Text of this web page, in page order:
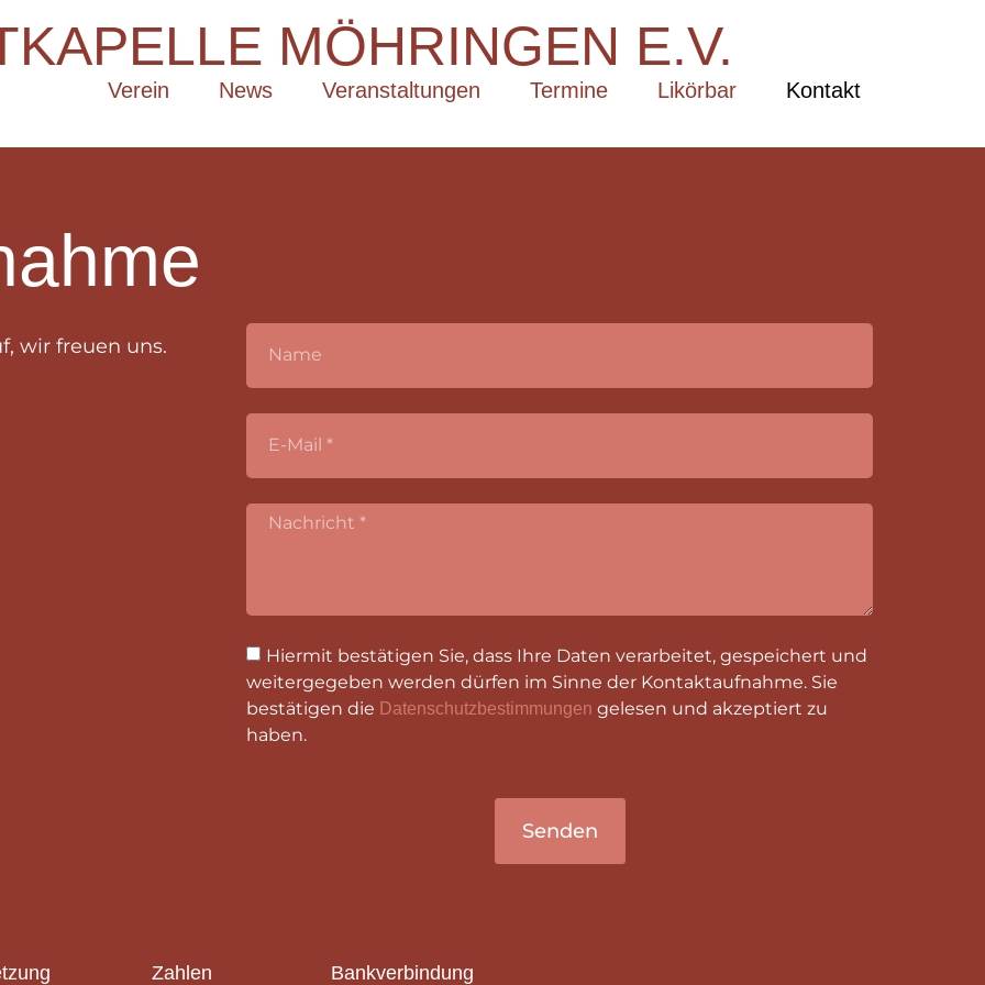
MÖHRINGEN E.V.
Verein News Veranstaltungen Termine Likörbar Kontakt
wir freuen uns.
Hiermit bestätigen Sie, dass Ihre Daten verarbeitet, gespeichert und
weitergegeben werden dürfen im Sinne der Kontaktaufnahme. Sie
bestätigen die Datenschutzbestimmungen gelesen und akzeptiert zu
haben.
Senden
Zahlen Bankverbindung